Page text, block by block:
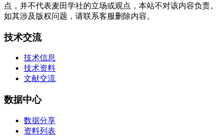
点，并不代表麦田学社的立场或观点，本站不对该内容负责。
如其涉及版权问题，请联系客服删除内容。
技术交流
技术信息
技术资料
文献交流
数据中心
数据分享
资料列表